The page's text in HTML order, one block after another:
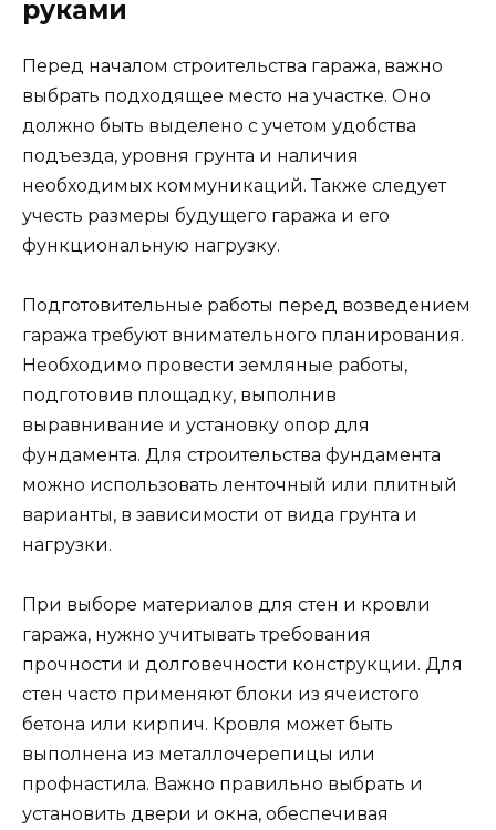
руками
Перед началом строительства гаража, важно
выбрать подходящее место на участке. Оно
должно быть выделено с учетом удобства
подъезда, уровня грунта и наличия
необходимых коммуникаций. Также следует
учесть размеры будущего гаража и его
функциональную нагрузку.
Подготовительные работы перед возведением
гаража требуют внимательного планирования.
Необходимо провести земляные работы,
подготовив площадку, выполнив
выравнивание и установку опор для
фундамента. Для строительства фундамента
можно использовать ленточный или плитный
варианты, в зависимости от вида грунта и
нагрузки.
При выборе материалов для стен и кровли
гаража, нужно учитывать требования
прочности и долговечности конструкции. Для
стен часто применяют блоки из ячеистого
бетона или кирпич. Кровля может быть
выполнена из металлочерепицы или
профнастила. Важно правильно выбрать и
установить двери и окна, обеспечивая